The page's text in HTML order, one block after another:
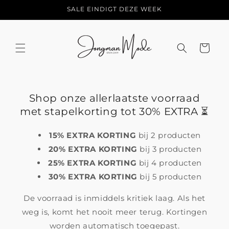
content
SALE EINDIGT DEZE WEEK
Shop onze allerlaatste voorraad
met stapelkorting tot 30% EXTRA ⏳
15% EXTRA KORTING bij 2 producten
20% EXTRA KORTING bij 3 producten
25% EXTRA KORTING bij 4 producten
30% EXTRA KORTING bij 5 producten
De voorraad is inmiddels kritiek laag. Als het
weg is, komt het nooit meer terug. Kortingen
worden automatisch toegepast.